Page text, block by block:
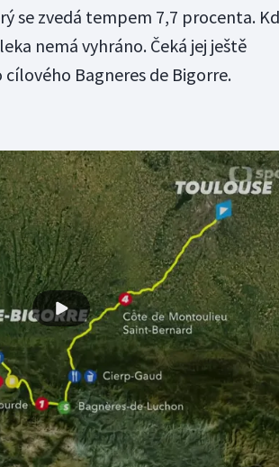
se zvedá tempem 7,7 procenta.
nemá vyhráno. Čeká jej ještě
Bagneres de Bigorre.